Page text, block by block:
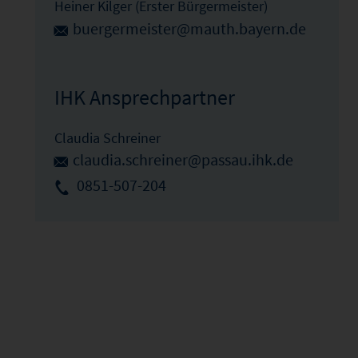
Heiner Kilger (Erster Bürgermeister)
buergermeister@mauth.bayern.de
IHK Ansprechpartner
Claudia Schreiner
claudia.schreiner@passau.ihk.de
0851-507-204